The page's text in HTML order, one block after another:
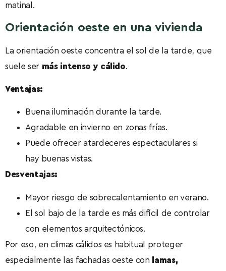
matinal.
Orientación oeste en una vivienda
La orientación oeste concentra el sol de la tarde, que
suele ser más intenso y cálido.
Ventajas:
Buena iluminación durante la tarde.
Agradable en invierno en zonas frías.
Puede ofrecer atardeceres espectaculares si
hay buenas vistas.
Desventajas:
Mayor riesgo de sobrecalentamiento en verano.
El sol bajo de la tarde es más difícil de controlar
con elementos arquitectónicos.
Por eso, en climas cálidos es habitual proteger
especialmente las fachadas oeste con
lamas,